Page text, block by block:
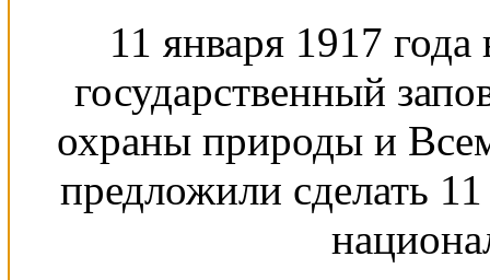
11 января 1917
государственный
охраны природы и
предложили сделать